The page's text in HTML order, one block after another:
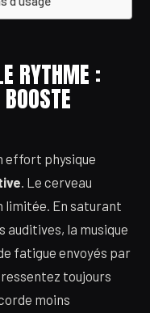
RYTHME :
effort physique
. Le cerveau
limitée. En saturant
auditives, la musique
fatigue envoyés par
ressentez toujours
moins